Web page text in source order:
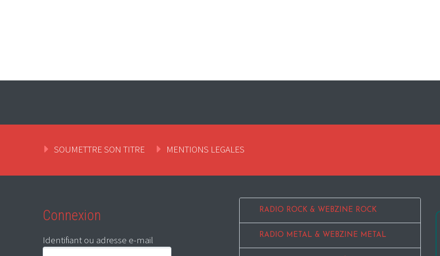
SOUMETTRE SON TITRE MENTIONS LEGALES
Connexion
Identifiant ou adresse e-mail
RADIO ROCK & WEBZINE ROCK
RADIO METAL & WEBZINE METAL